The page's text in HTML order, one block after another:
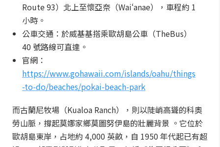
Route 93）北上至懷亞奈（Waiʻanae），車程約 1
小時。
公車交通：於威基基搭乘歐胡島公車（TheBus）
40 號路線可直達。
官網：
https://www.gohawaii.com/islands/oahu/things
-to-do/beaches/pokai-beach-park
而古蘭尼牧場（Kualoa Ranch），則以陡峭高聳的科奧
勞山脈，撐起莫娜家鄉莫圖努伊島的壯麗背景 。它位於
歐胡島東岸，占地約 4,000 英畝，自 1950 年代起已有超